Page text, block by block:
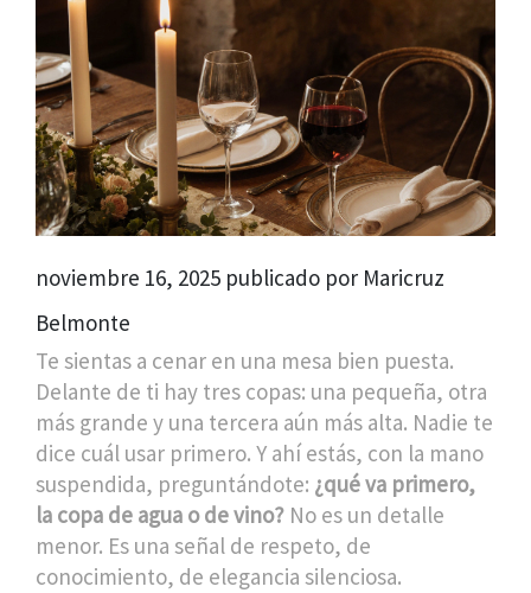
noviembre 16, 2025 publicado por Maricruz
Belmonte
Te sientas a cenar en una mesa bien puesta.
Delante de ti hay tres copas: una pequeña, otra
más grande y una tercera aún más alta. Nadie te
dice cuál usar primero. Y ahí estás, con la mano
suspendida, preguntándote: ¿qué va primero,
la copa de agua o de vino? No es un detalle
menor. Es una señal de respeto, de
conocimiento, de elegancia silenciosa.